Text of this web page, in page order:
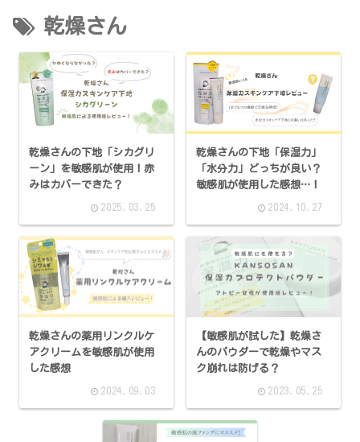
乾燥さん
乾燥さんの下地「シカグリ
ーン」を敏感肌が使用！赤
みはカバーできた？
2025.03.25
乾燥さんの下地「保湿力」
「水分力」どっちが良い？
敏感肌が使用した感想…！
2024.10.27
乾燥さんの薬用リンクルケ
アクリームを敏感肌が使用
した感想
2024.09.03
【敏感肌が試した】乾燥さ
んのパウダーで乾燥やマス
ク崩れは防げる？
2023.05.25